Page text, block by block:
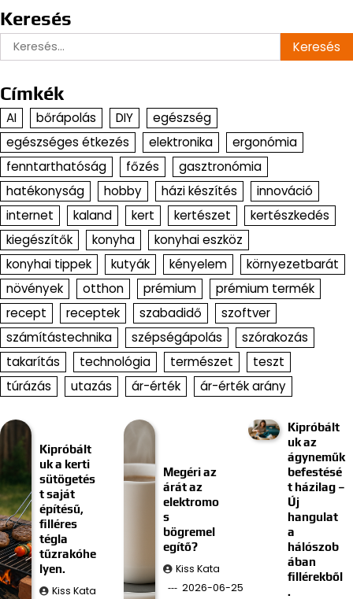
Keresés
Keresés:
Címkék
AI bőrápolás DIY
egészség
egészséges étkezés
elektronika
ergonómia
fenntarthatóság
főzés
gasztronómia
hatékonyság
hobby házi készítés
innováció
internet
kaland kert kertészet
kertészkedés
kiegészítők
konyha
konyhai eszköz
konyhai tippek
kutyák kényelem
környezetbarát
növények
otthon prémium
prémium termék
recept
receptek szabadidő
szoftver
számítástechnika
szépségápolás
szórakozás
takarítás
technológia természet
teszt
túrázás
utazás ár-érték ár-érték arány
Kipróbált
uk a kerti
sütögetés
t saját
építésű,
filléres
tégla
tűzrakóhe
lyen.
Kiss Kata
Megéri az
árát az
elektromo
s
bögremel
egítő?
Kiss Kata
2026-06-25
Kipróbált
uk az
ágyneműk
befestésé
t házilag –
Új
hangulat
a
hálószob
ában
fillérekből
.